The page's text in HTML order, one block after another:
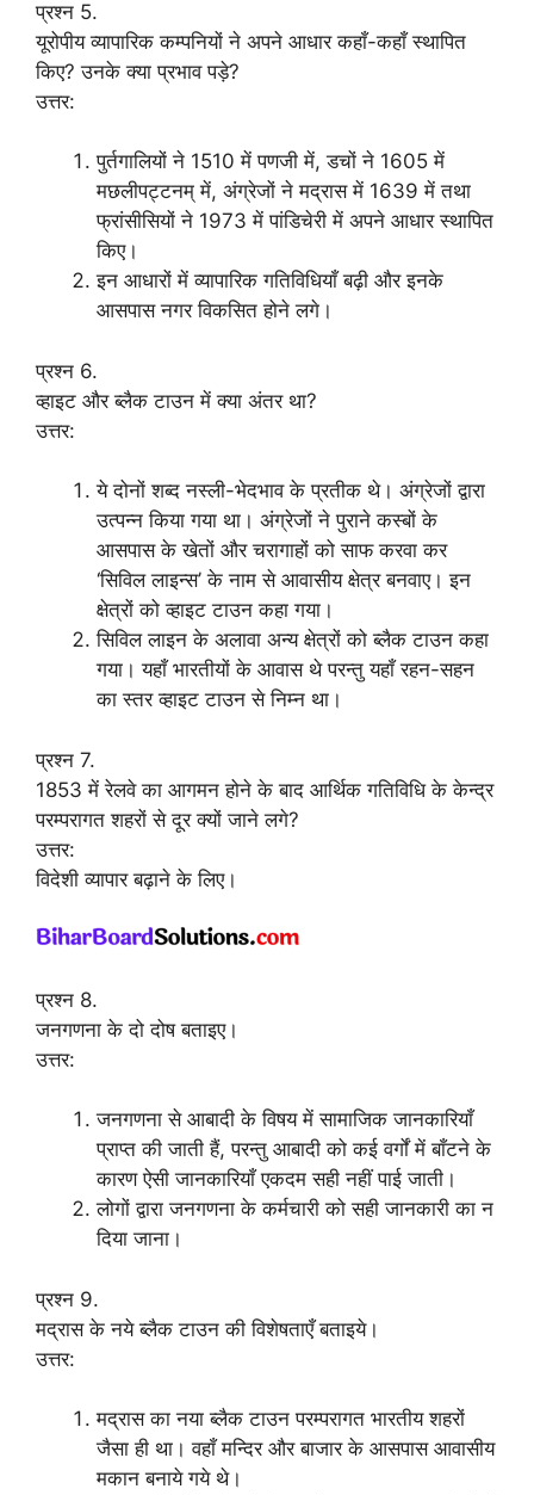
प्रश्न 5.
यूरोपीय व्यापारिक कम्पनियों ने अपने आधार कहाँ-कहाँ स्थापित
किए? उनके क्या प्रभाव पड़े?
उत्तर:
पुर्तगालियों ने 1510 में पणजी में, डचों ने 1605 में
मछलीपट्टनम् में, अंग्रेजों ने मद्रास में 1639 में तथा
फ्रांसीसियों ने 1973 में पांडिचेरी में अपने आधार स्थापित
किए।
इन आधारों में व्यापारिक गतिविधियाँ बढ़ी और इनके
आसपास नगर विकसित होने लगे।
प्रश्न 6.
व्हाइट और ब्लैक टाउन में क्या अंतर था?
उत्तर:
ये दोनों शब्द नस्ली-भेदभाव के प्रतीक थे। अंग्रेजों द्वारा
उत्पन्न किया गया था। अंग्रेजों ने पुराने कस्बों के
आसपास के खेतों और चरागाहों को साफ करवा कर
‘सिविल लाइन्स’ के नाम से आवासीय क्षेत्र बनवाए। इन
क्षेत्रों को व्हाइट टाउन कहा गया।
सिविल लाइन के अलावा अन्य क्षेत्रों को ब्लैक टाउन कहा
गया। यहाँ भारतीयों के आवास थे परन्तु यहाँ रहन-सहन
का स्तर व्हाइट टाउन से निम्न था।
प्रश्न 7.
1853 में रेलवे का आगमन होने के बाद आर्थिक गतिविधि के केन्द्र
परम्परागत शहरों से दूर क्यों जाने लगे?
उत्तर:
विदेशी व्यापार बढ़ाने के लिए।
प्रश्न 8.
जनगणना के दो दोष बताइए।
उत्तर:
जनगणना से आबादी के विषय में सामाजिक जानकारियाँ
प्राप्त की जाती हैं, परन्तु आबादी को कई वर्गों में बाँटने के
कारण ऐसी जानकारियाँ एकदम सही नहीं पाई जाती।
लोगों द्वारा जनगणना के कर्मचारी को सही जानकारी का न
दिया जाना।
प्रश्न 9.
मद्रास के नये ब्लैक टाउन की विशेषताएँ बताइये।
उत्तर:
मद्रास का नया ब्लैक टाउन परम्परागत भारतीय शहरों
जैसा ही था। वहाँ मन्दिर और बाजार के आसपास आवासीय
मकान बनाये गये थे।